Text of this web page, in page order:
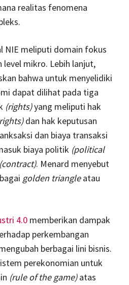
realitas fenomena
NIE meliputi domain fokus
level mikro. Lebih lanjut,
bahwa untuk menyelidiki
dapat dilihat pada tiga
(rights)yang meliputi hak
dan hak keputusan
dan biaya transaksi
biaya politik (political
(contract). Menard menyebut
golden triangleatau
4.0 memberikan dampak
perkembangan
berbagai lini bisnis.
perekonomian untuk
(rule of the game)atas